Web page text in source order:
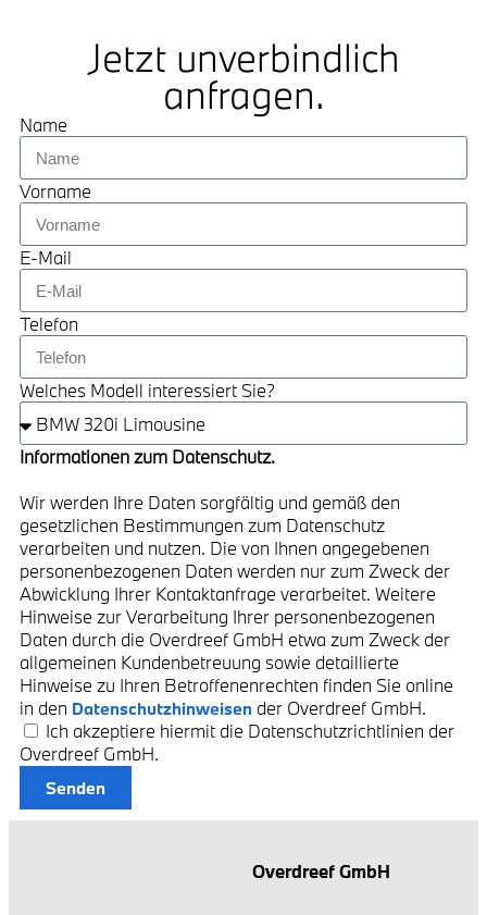
Jetzt unverbindlich
anfragen.
Name
Vorname
E-Mail
Telefon
Welches Modell interessiert Sie?
Informationen zum Datenschutz.
Wir werden Ihre Daten sorgfältig und gemäß den
gesetzlichen Bestimmungen zum Datenschutz
verarbeiten und nutzen. Die von Ihnen angegebenen
personenbezogenen Daten werden nur zum Zweck der
Abwicklung Ihrer Kontaktanfrage verarbeitet. Weitere
Hinweise zur Verarbeitung Ihrer personenbezogenen
Daten durch die Overdreef GmbH etwa zum Zweck der
allgemeinen Kundenbetreuung sowie detaillierte
Hinweise zu Ihren Betroffenenrechten finden Sie online
in den Datenschutzhinweisen der Overdreef GmbH.
Ich akzeptiere hiermit die Datenschutzrichtlinien der
Overdreef GmbH.
Senden
Overdreef GmbH